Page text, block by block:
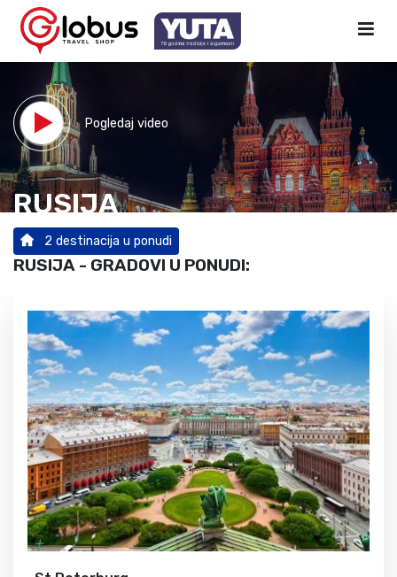
RUSIJA
2 destinacija u ponudi
Pogledaj video
RUSIJA - GRADOVI U PONUDI: